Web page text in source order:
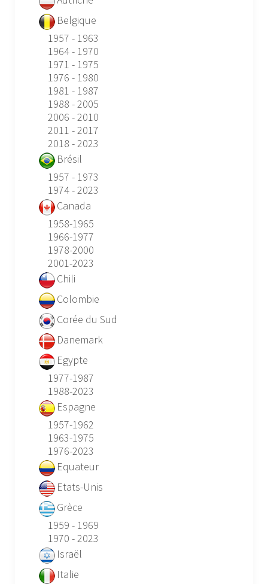
Belgique
1957 - 1963
1964 - 1970
1971 - 1975
1976 - 1980
1981 - 1987
1988 - 2005
2006 - 2010
2011 - 2017
2018 - 2023
Brésil
1957 - 1973
1974 - 2023
Canada
1958-1965
1966-1977
1978-2000
2001-2023
Chili
Colombie
Corée du Sud
Danemark
Egypte
1977-1987
1988-2023
Espagne
1957-1962
1963-1975
1976-2023
Equateur
Etats-Unis
Grèce
1959 - 1969
1970 - 2023
Israël
Italie